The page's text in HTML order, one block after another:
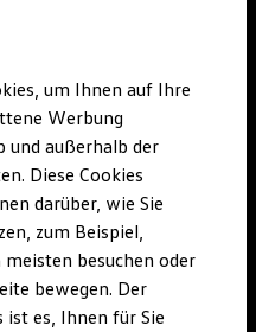
um Ihnen auf Ihre
Werbung
und außerhalb der
Diese Cookies
darüber, wie Sie
zum Beispiel,
besuchen oder
bewegen. Der
ist es, Ihnen für Sie